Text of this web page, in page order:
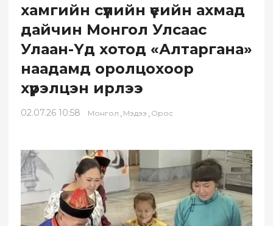
хамгийн сүүлийн үеийн ахмад
дайчин Монгол Улсаас
Улаан-Үд хотод «Алтаргана»
наадамд оролцохоор
хүрэлцэн ирлээ
02.07.26 10:58 Монгол , Мэдээ , Орос